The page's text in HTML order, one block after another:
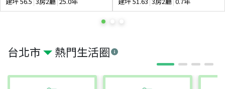
台北市 熱門生活圈